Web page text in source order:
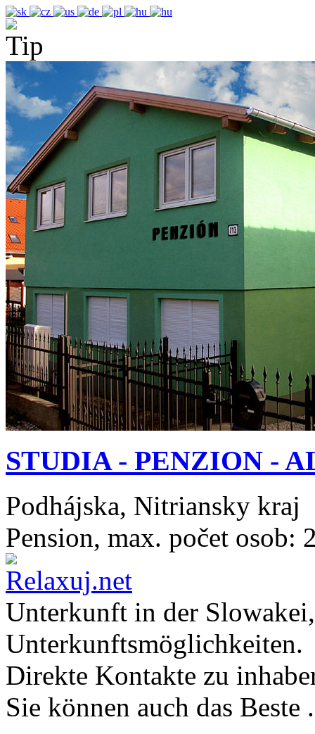
STUDIA - PENZION -
Podhájska, Nitriansky kraj
Pension, max. počet osob:
Unterkunft in der
Unterkunftsmöglichkeiten.
Direkte Kontakte zu
Sie können auch das Beste